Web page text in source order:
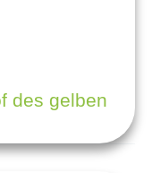
des gelben